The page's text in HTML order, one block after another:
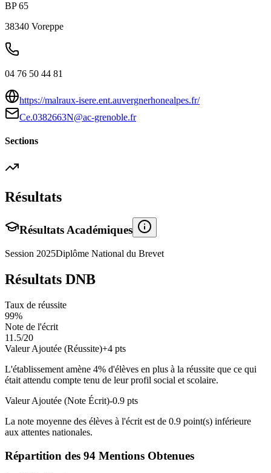
BP 65
38340 Voreppe
04 76 50 44 81
https://malraux-isere.ent.auvergnerhonealpes.fr/
Ce.0382663N@ac-grenoble.fr
Sections
Résultats
Résultats Académiques
Session 2025Diplôme National du Brevet
Résultats DNB
Taux de réussite
99%
Note de l'écrit
11.5/20
Valeur Ajoutée (Réussite)+4 pts
L'établissement amène 4% d'élèves en plus à la réussite que ce qui
était attendu compte tenu de leur profil social et scolaire.
Valeur Ajoutée (Note Écrit)-0.9 pts
La note moyenne des élèves à l'écrit est de 0.9 point(s) inférieure
aux attentes nationales.
Répartition des 94 Mentions Obtenues